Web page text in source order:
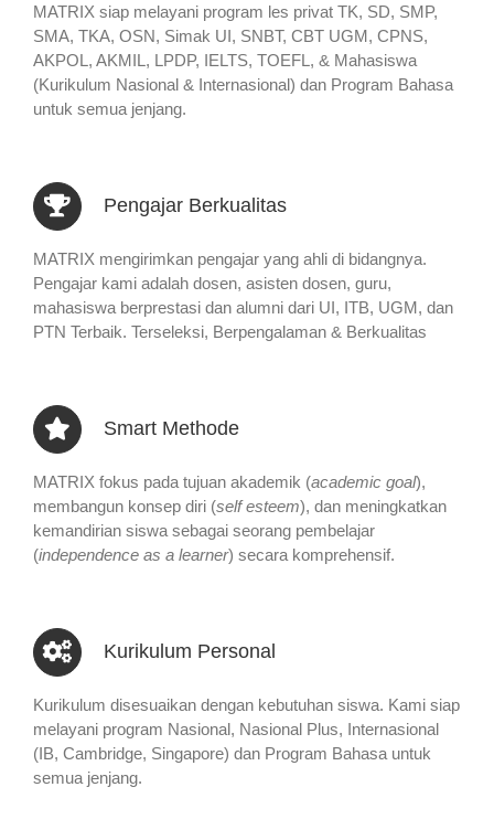
MATRIX siap melayani program les privat TK, SD, SMP,
SMA, TKA, OSN, Simak UI, SNBT, CBT UGM, CPNS,
AKPOL, AKMIL, LPDP, IELTS, TOEFL, & Mahasiswa
(Kurikulum Nasional & Internasional) dan Program Bahasa
untuk semua jenjang.
Pengajar Berkualitas
MATRIX mengirimkan pengajar yang ahli di bidangnya.
Pengajar kami adalah dosen, asisten dosen, guru,
mahasiswa berprestasi dan alumni dari UI, ITB, UGM, dan
PTN Terbaik. Terseleksi, Berpengalaman & Berkualitas
Smart Methode
MATRIX fokus pada tujuan akademik (academic goal),
membangun konsep diri (self esteem), dan meningkatkan
kemandirian siswa sebagai seorang pembelajar
(independence as a learner) secara komprehensif.
Kurikulum Personal
Kurikulum disesuaikan dengan kebutuhan siswa. Kami siap
melayani program Nasional, Nasional Plus, Internasional
(IB, Cambridge, Singapore) dan Program Bahasa untuk
semua jenjang.